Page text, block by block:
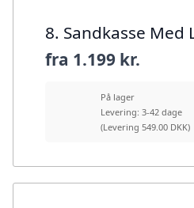
8. Sandkasse Med
fra 1.199 kr.
På lager
Levering: 3-42 dage
(Levering 549.00 DKK)